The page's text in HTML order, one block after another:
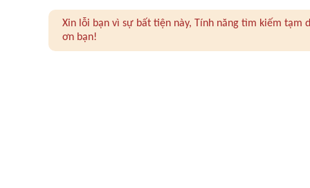
Xin lỗi bạn vì sự bất tiện này, Tính năng tìm kiếm
ơn bạn!